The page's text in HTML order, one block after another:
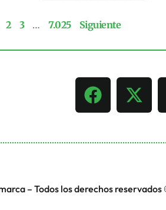
2 3 … 7.025 Siguiente
– Todos los derechos